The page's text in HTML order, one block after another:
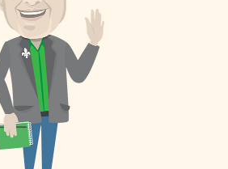
siège
est
[…]
meilleur de sa forme. Le taux de
chômage est aujourd’hui
d’environ 9,5 %, selon Job Bank.
C’est un taux supérieur à la
moyenne nationale et
provinciale. Les francophones
unilingues – une minorité […]